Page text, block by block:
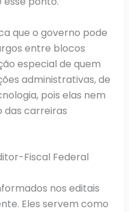
que o governo pode
entre blocos
especial de quem
administrativas, de
pois elas nem
das carreiras
Fiscal Federal
nos editais
Eles servem como